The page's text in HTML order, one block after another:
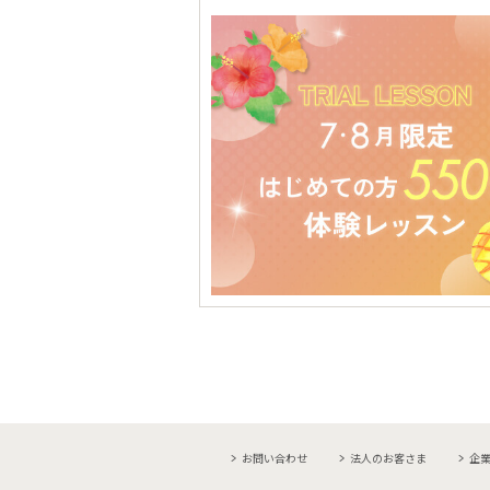
お問い合わせ 法人のお客さま 企